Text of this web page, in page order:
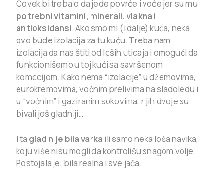
Čovek bi trebalo da jede povrće i voće jer su mu
potrebni vitamini, minerali, vlakna i
antioksidansi. Ako smo mi (i dalje) kuća, neka
ovo bude izolacija za tu kuću. Treba nam
izolacija da nas štiti od loših uticaja i omogući da
funkcionišemo u toj kući sa savršenom
komocijom. Kako nema “izolacije” u džemovima,
eurokremovima, voćnim prelivima na sladoledu i
u “voćnim” i gaziranim sokovima, njih dvoje su
bivali još gladniji…
I ta glad nije bila varka ili samo neka loša navika,
koju više nisu mogli da kontrolišu snagom volje.
Postojala je, bila realna i sve jača.